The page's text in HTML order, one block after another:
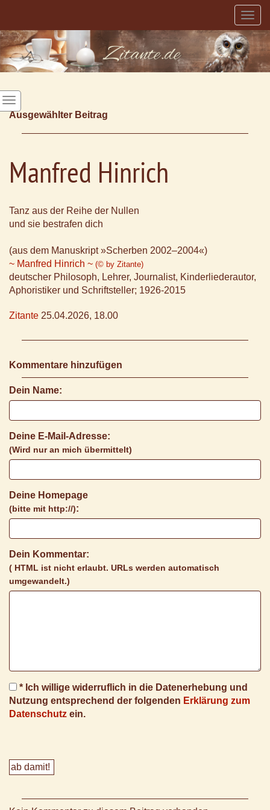
Ausgewählter Beitrag
Manfred Hinrich
Tanz aus der Reihe der Nullen
und sie bestrafen dich
(aus dem Manuskript »Scherben 2002–2004«)
~ Manfred Hinrich ~ (© by Zitante)
deutscher Philosoph, Lehrer, Journalist, Kinderliederautor,
Aphoristiker und Schriftsteller; 1926-2015
Zitante 25.04.2026, 18.00
Kommentare hinzufügen
Dein Name:
Deine E-Mail-Adresse:
(Wird nur an mich übermittelt)
Deine Homepage
(bitte mit http://):
Dein Kommentar:
( HTML ist nicht erlaubt. URLs werden automatisch
umgewandelt.)
* Ich willige widerruflich in die Datenerhebung und
Nutzung entsprechend der folgenden Erklärung zum
Datenschutz ein.